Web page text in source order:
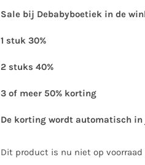
Sale bij Debabyboetiek in de
1 stuk 30%
2 stuks 40%
3 of meer 50% korting
De korting wordt automatisch
Dit product is nu niet op